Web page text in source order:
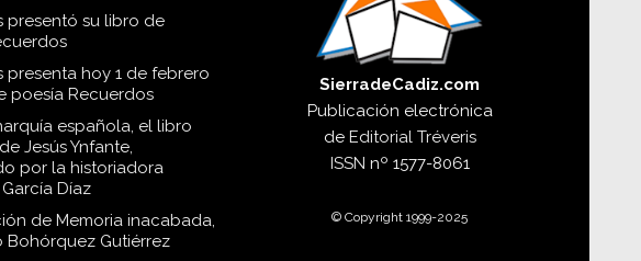
presentó su libro de
presenta hoy 1 de febrero
poesía Recuerdos
española, el libro
Jesús Ynfante,
por la historiadora
Díaz
de Memoria inacabada,
Bohórquez Gutiérrez
SierradeCadiz.com
Publicación electrónica
de Editorial Tréveris
ISSN nº 1577-8061
© Copyright 1999-2025